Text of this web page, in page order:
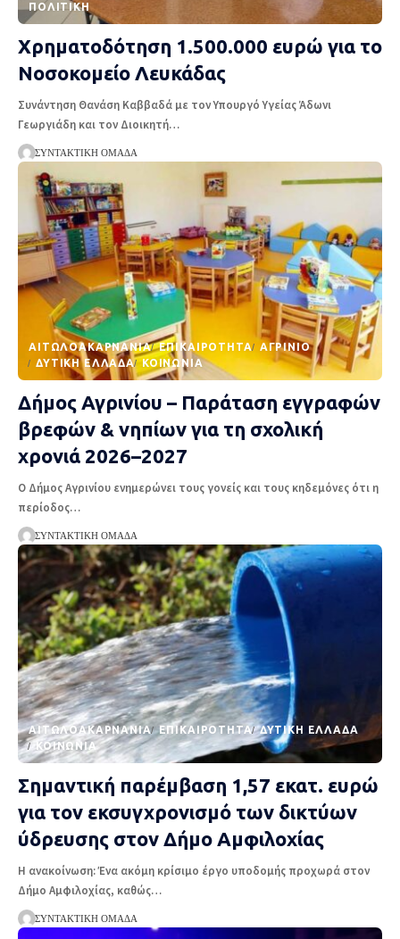
ΠΟΛΙΤΙΚΉ
Χρηματοδότηση 1.500.000 ευρώ για το
Νοσοκομείο Λευκάδας
Συνάντηση Θανάση Καββαδά με τον Υπουργό Υγείας Άδωνι
Γεωργιάδη και τον Διοικητή…
ΣΥΝΤΑΚΤΙΚΉ ΟΜΆΔΑ
AΙΤΩΛΟΑΚΑΡΝΑΝΊΑ EΠΙΚΑΙΡΌΤΗΤΑ
ΑΓΡΊΝΙΟ
ΔΥΤΙΚΉ ΕΛΛΆΔΑ
ΚΟΙΝΩΝΊΑ
Δήμος Αγρινίου – Παράταση εγγραφών
βρεφών & νηπίων για τη σχολική
χρονιά 2026–2027
Ο Δήμος Αγρινίου ενημερώνει τους γονείς και τους κηδεμόνες ότι η
περίοδος…
ΣΥΝΤΑΚΤΙΚΉ ΟΜΆΔΑ
AΙΤΩΛΟΑΚΑΡΝΑΝΊΑ EΠΙΚΑΙΡΌΤΗΤΑ
ΔΥΤΙΚΉ ΕΛΛΆΔΑ
ΚΟΙΝΩΝΊΑ
Σημαντική παρέμβαση 1,57 εκατ. ευρώ
για τον εκσυγχρονισμό των δικτύων
ύδρευσης στον Δήμο Αμφιλοχίας
Η ανακοίνωση: Ένα ακόμη κρίσιμο έργο υποδομής προχωρά στον
Δήμο Αμφιλοχίας, καθώς…
ΣΥΝΤΑΚΤΙΚΉ ΟΜΆΔΑ